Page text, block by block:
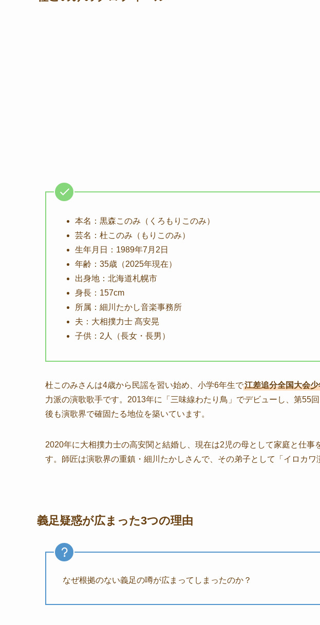
本名：黒森このみ（くろもりこのみ）
芸名：杜このみ（もりこのみ）
生年月日：1989年7月2日
年齢：35歳（2025年現在）
出身地：北海道札幌市
身長：157cm
所属：細川たかし音楽事務所
夫：大相撲力士 髙安晃
子供：2人（長女・長男）
杜このみさんは4歳から民謡を習い始め、小学6年生で江差追分全国大会
力派の演歌歌手です。2013年に「三味線わたり鳥」でデビューし、第55
後も演歌界で確固たる地位を築いています。
2020年に大相撲力士の高安関と結婚し、現在は2児の母として家庭と仕事
す。師匠は演歌界の重鎮・細川たかしさんで、その弟子として「イロカワ
義足疑惑が広まった3つの理由
なぜ根拠のない義足の噂が広まってしまったのか？